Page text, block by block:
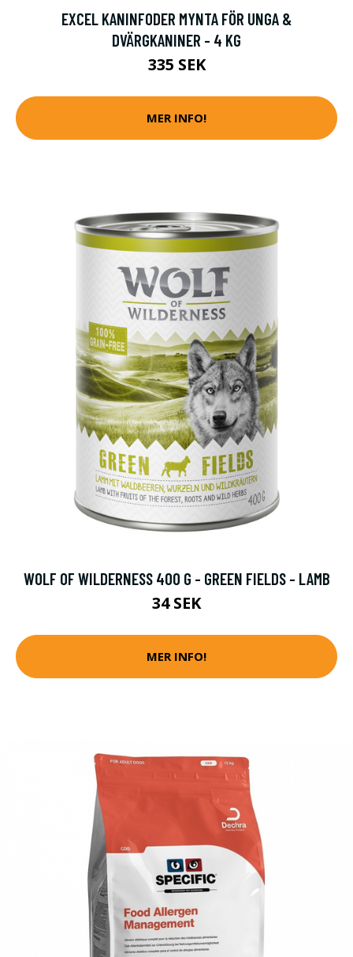
EXCEL KANINFODER MYNTA FÖR UNGA &
DVÄRGKANINER - 4 KG
335 SEK
MER INFO!
WOLF OF WILDERNESS 400 G - GREEN FIELDS - LAMB
34 SEK
MER INFO!